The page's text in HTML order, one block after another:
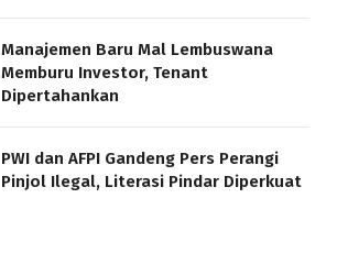
Manajemen Baru Mal Lembuswana
Memburu Investor, Tenant
Dipertahankan
PWI dan AFPI Gandeng Pers Perangi
Pinjol Ilegal, Literasi Pindar Diperkuat